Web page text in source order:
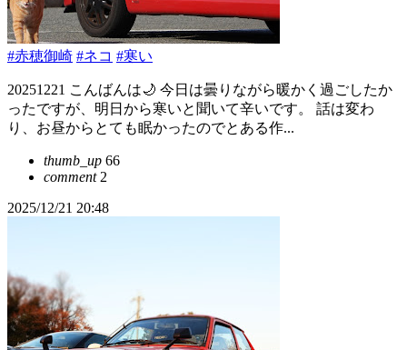
#赤穂御崎 #ネコ #寒い
20251221 こんばんは🌙 今日は曇りながら暖かく過ごしたか
ったですが、明日から寒いと聞いて辛いです。 話は変わ
り、お昼からとても眠かったのでとある作...
thumb_up 66
comment2
2025/12/21 20:48